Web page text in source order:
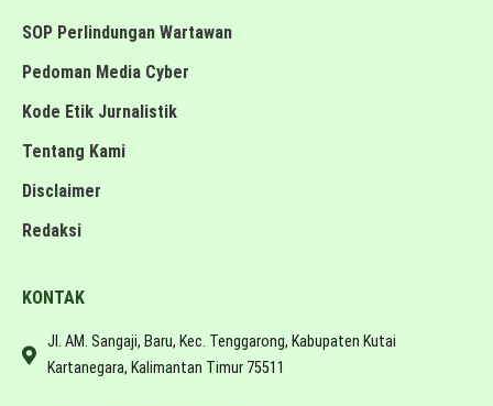
SOP Perlindungan Wartawan
Pedoman Media Cyber
Kode Etik Jurnalistik
Tentang Kami
Disclaimer
Redaksi
KONTAK
Jl. AM. Sangaji, Baru, Kec. Tenggarong, Kabupaten Kutai
Kartanegara, Kalimantan Timur 75511